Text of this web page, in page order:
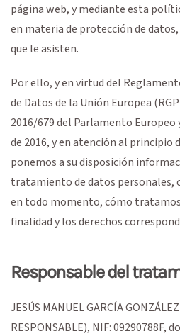
página web, y mediante esta
en materia de protección de
que le asisten.
Por ello, y en virtud del
de Datos de la Unión Europea
2016/679 del Parlamento Europeo
de 2016, y en atención al principio
ponemos a su disposición
tratamiento de datos personales,
en todo momento, cómo
finalidad y los derechos
Responsable del
JESÚS MANUEL GARCÍA GONZÁLEZ
RESPONSABLE), NIF:09290788F,